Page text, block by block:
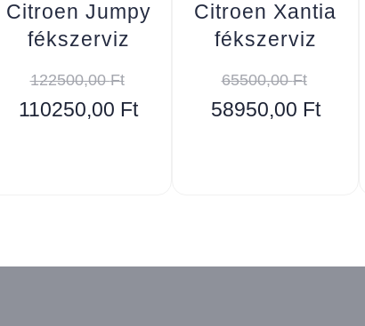
Citroen Jumpy
fékszerviz
122500,00Ft
110250,00 Ft
Citroen Xantia
fékszerviz
65500,00Ft
58950,00 Ft